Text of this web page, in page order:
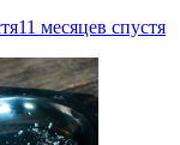
11 месяцев спустя